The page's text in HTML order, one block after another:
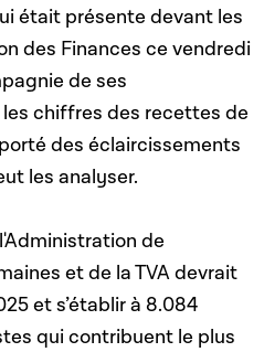
était présente devant les
des Finances ce vendredi
de ses
chiffres des recettes de
des éclaircissements
les analyser.
de
et de la TVA devrait
et s’établir à 8.084
qui contribuent le plus